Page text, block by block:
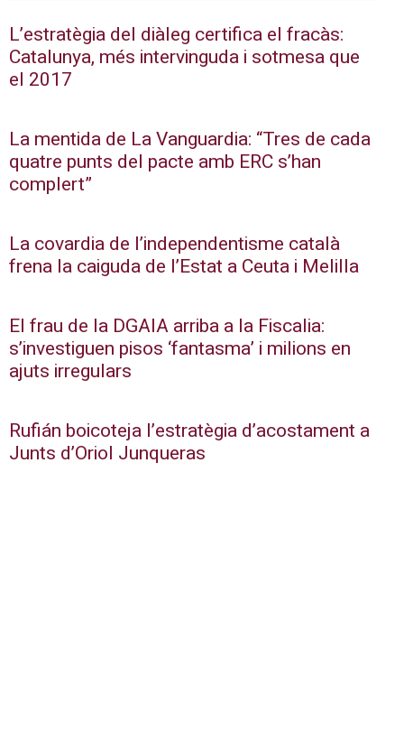
L’estratègia del diàleg certifica el fracàs:
Catalunya, més intervinguda i sotmesa que
el 2017
La mentida de La Vanguardia: “Tres de cada
quatre punts del pacte amb ERC s’han
complert”
La covardia de l’independentisme català
frena la caiguda de l’Estat a Ceuta i Melilla
El frau de la DGAIA arriba a la Fiscalia:
s’investiguen pisos ‘fantasma’ i milions en
ajuts irregulars
Rufián boicoteja l’estratègia d’acostament a
Junts d’Oriol Junqueras